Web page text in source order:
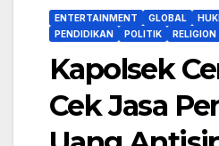
ENTERTAINMENT GLOBAL
PENDIDIKAN
POLITIK RELIGION
Kapolsek
Cek Jasa